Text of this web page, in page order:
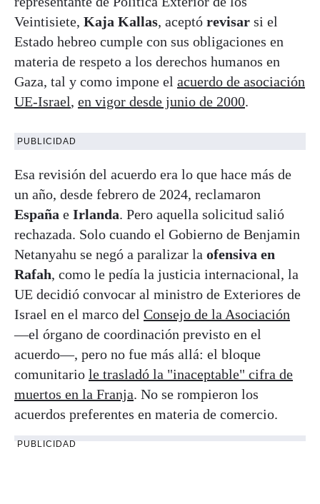
Veintisiete, Kaja Kallas, aceptó revisar si el
Estado hebreo cumple con sus obligaciones en
materia de respeto a los derechos humanos en
Gaza, tal y como impone el acuerdo de asociación
UE-Israel, en vigor desde junio de 2000.
PUBLICIDAD
Esa revisión del acuerdo era lo que hace más de
un año, desde febrero de 2024, reclamaron
España e Irlanda. Pero aquella solicitud salió
rechazada. Solo cuando el Gobierno de Benjamin
Netanyahu se negó a paralizar la ofensiva en
Rafah, como le pedía la justicia internacional, la
UE decidió convocar al ministro de Exteriores de
Israel en el marco del Consejo de la Asociación
—el órgano de coordinación previsto en el
acuerdo—, pero no fue más allá: el bloque
comunitario le trasladó la "inaceptable" cifra de
muertos en la Franja. No se rompieron los
acuerdos preferentes en materia de comercio.
PUBLICIDAD